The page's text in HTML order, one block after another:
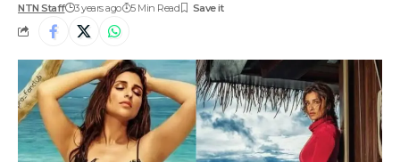
NTN Staff 3 years ago 5 Min Read